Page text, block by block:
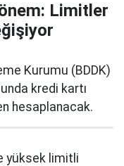
Limitler
Kurumu (BDDK)
kredi kartı
hesaplanacak.
yüksek limitli